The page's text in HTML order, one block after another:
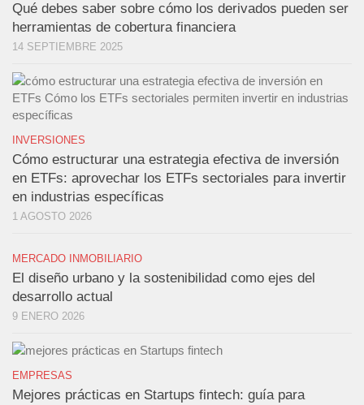
Qué debes saber sobre cómo los derivados pueden ser
herramientas de cobertura financiera
14 SEPTIEMBRE 2025
INVERSIONES
Cómo estructurar una estrategia efectiva de inversión
en ETFs: aprovechar los ETFs sectoriales para invertir
en industrias específicas
1 AGOSTO 2026
MERCADO INMOBILIARIO
El diseño urbano y la sostenibilidad como ejes del
desarrollo actual
9 ENERO 2026
EMPRESAS
Mejores prácticas en Startups fintech: guía para